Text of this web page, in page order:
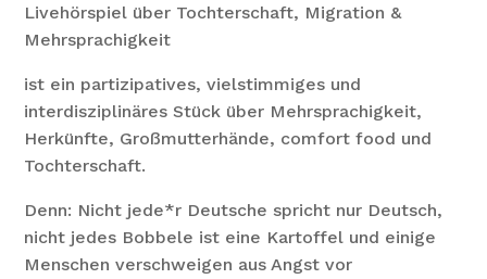
Livehörspiel über Tochterschaft, Migration &
Mehrsprachigkeit
ist ein partizipatives, vielstimmiges und
interdisziplinäres Stück über Mehrsprachigkeit,
Herkünfte, Großmutterhände, comfort food und
Tochterschaft.
Denn: Nicht jede*r Deutsche spricht nur Deutsch,
nicht jedes Bobbele ist eine Kartoffel und einige
Menschen verschweigen aus Angst vor